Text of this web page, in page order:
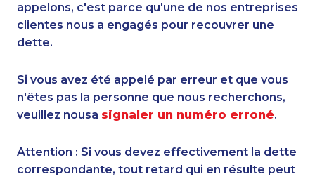
appelons, c'est parce qu'une de nos entreprises
clientes nous a engagés pour recouvrer une
dette.
Si vous avez été appelé par erreur et que vous
n'êtes pas la personne que nous recherchons,
veuillez nousa signaler un numéro erroné.
Attention : Si vous devez effectivement la dette
correspondante, tout retard qui en résulte peut